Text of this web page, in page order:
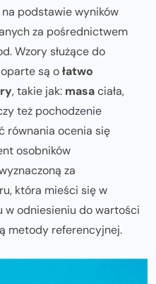
podstawie wyników
za pośrednictwem
Wzory służące do
są ołatwo
, takie jak: masaciała,
też pochodzenie
równania ocenia się
osobników
za
która mieści się w
w odniesieniu do wartości
metody referencyjnej.